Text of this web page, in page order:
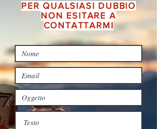
PER QUALSIASI DUBBIO
NON ESITARE A
CONTATTARMI